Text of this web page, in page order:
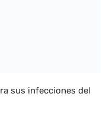
sus infecciones del